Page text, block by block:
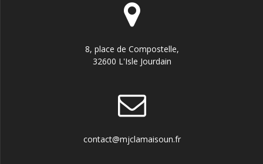
8, place de Compostelle,
32600 L'Isle Jourdain
contact@mjclamaisoun.fr